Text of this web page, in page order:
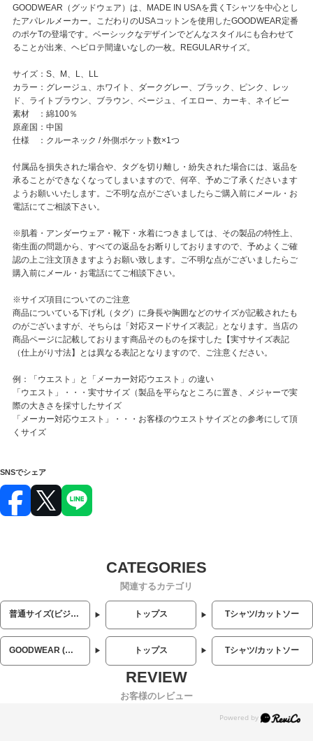
GOODWEAR（グッドウェア）は、MADE IN USAを貫くTシャツを中心とし
たアパレルメーカー。こだわりのUSAコットンを使用したGOODWEAR定番
のポケTの登場です。ベーシックなデザインでどんなスタイルにも合わせて
ることが出来、ヘビロテ間違いなしの一枚。REGULARサイズ。
サイズ：S、M、L、LL
カラー：グレージュ、ホワイト、ダークグレー、ブラック、ピンク、レッ
ド、ライトブラウン、ブラウン、ベージュ、イエロー、カーキ、ネイビー
素材 ：綿100％
原産国：中国
仕様 ：クルーネック / 外側ポケット数×1つ
付属品を損失された場合や、タグを切り離し・紛失された場合には、返品を
承ることができなくなってしまいますので、何卒、予めご了承くださいます
ようお願いいたします。ご不明な点がございましたらご購入前にメール・お
電話にてご相談下さい。
※肌着・アンダーウェア・靴下・水着につきましては、その製品の特性上、
衛生面の問題から、すべての返品をお断りしておりますので、予めよくご確
認の上ご注文頂きますようお願い致します。ご不明な点がございましたらご
購入前にメール・お電話にてご相談下さい。
※サイズ項目についてのご注意
商品についている下げ札（タグ）に身長や胸囲などのサイズが記載されたも
のがございますが、そちらは「対応ヌードサイズ表記」となります。当店の
商品ページに記載しております商品そのものを採寸した【実寸サイズ表記
（仕上がり寸法】とは異なる表記となりますので、ご注意ください。
例：「ウエスト」と「メーカー対応ウエスト」の違い
「ウエスト」・・・実寸サイズ（製品を平らなところに置き、メジャーで実
際の大きさを採寸したサイズ
「メーカー対応ウエスト」・・・お客様のウエストサイズとの参考にして頂
くサイズ
SNSでシェア
関連するカテゴリ
普通サイズ(ビジネス・カジュアル) トップス Tシャツ/カットソー
GOODWEAR (グッドウェア) トップス Tシャツ/カットソー
お客様のレビュー